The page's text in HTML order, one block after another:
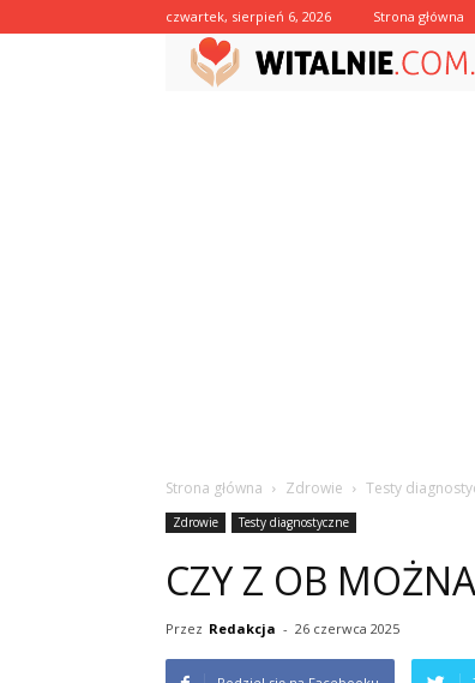
czwartek, sierpień 6, 2026 Strona główna
Strona główna Zdrowie Testy
Zdrowie Testy diagnostyczne
CZY Z OB
Przez Redakcja - 26 czerwca 2025